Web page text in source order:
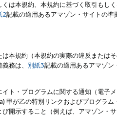
は本規約、本規約に基づく取引もし
2記載の適用あるアマゾン・サイトの
本規約（本規約の実際の違反または
務は、 別紙3記載の適用あるアマゾン
ト・プログラムに関する通知（電子
甲が乙の特別リンクおよびプログラ
開示すること（例えば、アマゾン・